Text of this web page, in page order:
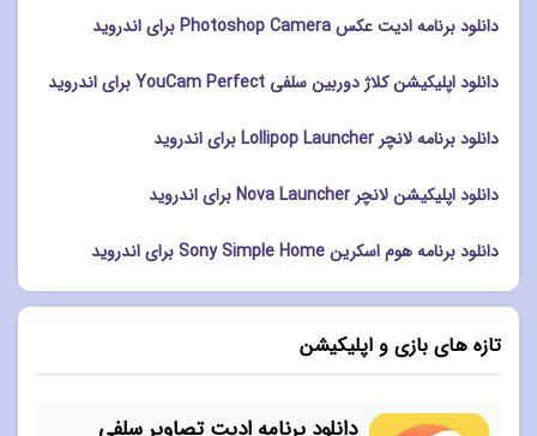
دانلود برنامه ادیت عکس Photoshop Camera برای اندروید
دانلود اپلیکیشن کلاژ دوربین سلفی YouCam Perfect برای اندروید
دانلود برنامه لانچر Lollipop Launcher برای اندروید
دانلود اپلیکیشن لانچر Nova Launcher برای اندروید
دانلود برنامه هوم اسکرین Sony Simple Home برای اندروید
تازه های بازی و اپلیکیشن
دانلود برنامه ادیت تصاویر سلفی